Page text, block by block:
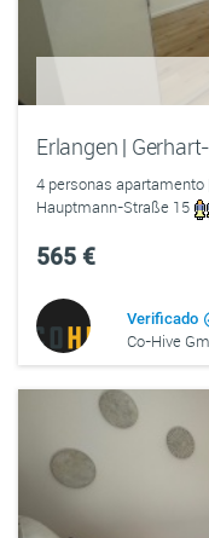
4 personas apartamento
Hauptmann-Straße 15
565 €
Verificado
Co-Hive